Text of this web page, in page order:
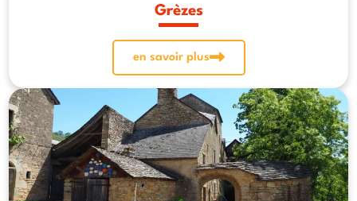
Grèzes
en savoir plus